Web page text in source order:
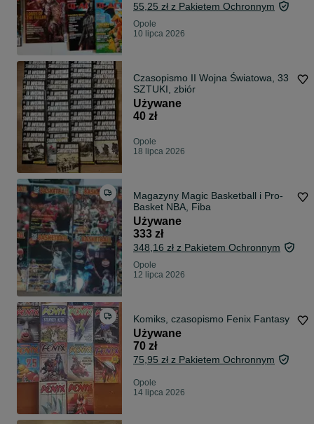
55,25 zł z Pakietem Ochronnym
Opole
10 lipca 2026
Czasopismo II Wojna Światowa, 33
SZTUKI, zbiór
Używane
40 zł
Opole
18 lipca 2026
Magazyny Magic Basketball i Pro-
Basket NBA, Fiba
Używane
333 zł
348,16 zł z Pakietem Ochronnym
Opole
12 lipca 2026
Komiks, czasopismo Fenix Fantasy
Używane
70 zł
75,95 zł z Pakietem Ochronnym
Opole
14 lipca 2026